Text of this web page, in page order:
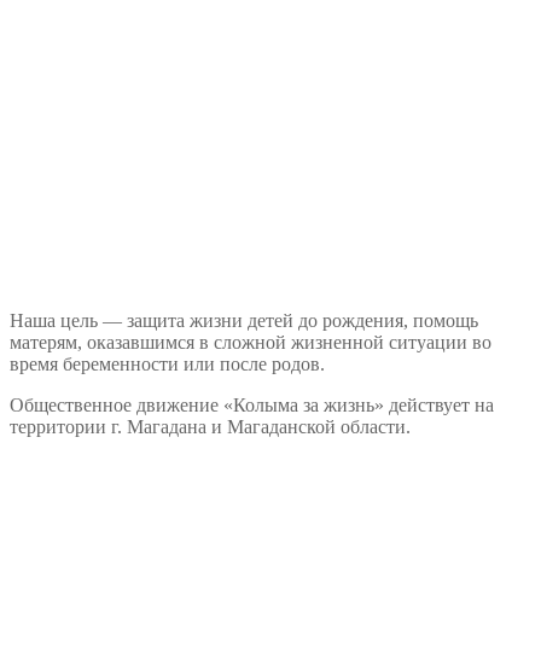
Наша цель — защита жизни детей до рождения, помощь
матерям, оказавшимся в сложной жизненной ситуации во
время беременности или после родов.
Общественное движение «Колыма за жизнь» действует на
территории г. Магадана и Магаданской области.